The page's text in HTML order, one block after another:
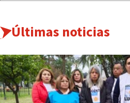
Últimas noticias